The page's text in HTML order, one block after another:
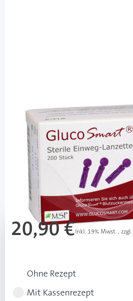
PZN: 05496520 / Diashop.de Kat.-Nr.
Lieferzeit 3-7 Werktage
Besonderheiten
k. A.
Mehr über das Produkt
20,90 €Inkl. 19% Mwst. , zzgl.
Ohne Rezept
Mit Kassenrezept